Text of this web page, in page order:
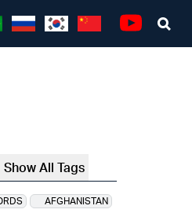
Show All Tags
AFGHANISTAN